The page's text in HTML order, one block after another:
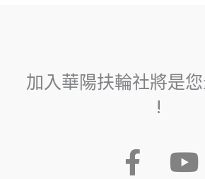
加入華陽扶輪社將是
!
F Y